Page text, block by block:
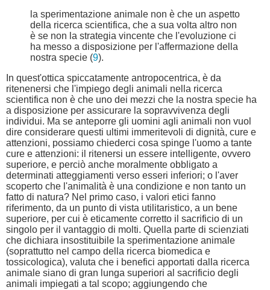
la sperimentazione animale non è che un aspetto
della ricerca scientifica, che a sua volta altro non
è se non la strategia vincente che l'evoluzione ci
ha messo a disposizione per l'affermazione della
nostra specie (9).
In quest'ottica spiccatamente antropocentrica, è da
ritenenersi che l'impiego degli animali nella ricerca
scientifica non è che uno dei mezzi che la nostra specie ha
a disposizione per assicurare la sopravvivenza degli
individui. Ma se anteporre gli uomini agli animali non vuol
dire considerare questi ultimi immeritevoli di dignità, cure e
attenzioni, possiamo chiederci cosa spinge l'uomo a tante
cure e attenzioni: il ritenersi un essere intelligente, ovvero
superiore, e perciò anche moralmente obbligato a
determinati atteggiamenti verso esseri inferiori; o l'aver
scoperto che l'animalità è una condizione e non tanto un
fatto di natura? Nel primo caso, i valori etici fanno
riferimento, da un punto di vista utilitaristico, a un bene
superiore, per cui è eticamente corretto il sacrificio di un
singolo per il vantaggio di molti. Quella parte di scienziati
che dichiara insostituibile la sperimentazione animale
(soprattutto nel campo della ricerca biomedica e
tossicologica), valuta che i benefici apportati dalla ricerca
animale siano di gran lunga superiori al sacrificio degli
animali impiegati a tal scopo; aggiungendo che